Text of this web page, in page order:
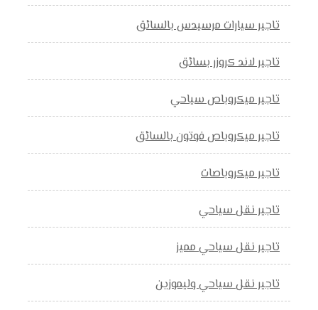
تاجير سيارات مرسيدس بالسائق
تاجير لاند كروزر بسائق
تاجير ميكروباص سياحي
تاجير ميكروباص فوتون بالسائق
تاجير ميكروباصات
تاجير نقل سياحي
تاجير نقل سياحي مميز
تاجير نقل سياحي وليموزين